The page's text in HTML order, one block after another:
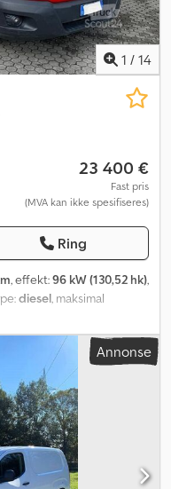
1 / 14
23 400 €
Fast pris
(MVA kan ikke spesifiseres)
Ring
, effekt:96 kW (130,52 hk),
diesel, maksimal
Euro 6, antall seter:3,
2 100 mm , Byggeår:
Annonse